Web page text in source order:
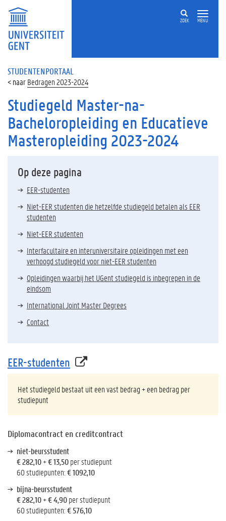
ZOEK MENU
STUDENTENPORTAAL
Bedragen 2023-2024
Studiegeld Master-na-
Bacheloropleiding en Educatieve
Masteropleiding 2023-2024
Op deze pagina
EER-studenten
Niet-EER studenten die hetzelfde studiegeld betalen als EER
studenten
Niet-EER studenten
Interfacultaire en interuniversitaire opleidingen met een
verhoogd studiegeld voor niet-EER studenten
Opleidingen waarbij het UGent studiegeld is inbegrepen in de
eindsom
International Joint Master Degrees
Contact
EER-studenten
Het studiegeld bestaat uit een vast bedrag + een bedrag per
studiepunt
Diplomacontract en creditcontract
niet-beursstudent
€ 282,10+€ 13,50per studiepunt
60 studiepunten:€ 1092,10
bijna-beursstudent
€ 282,10+€ 4,90per studiepunt
60 studiepunten:€ 576,10